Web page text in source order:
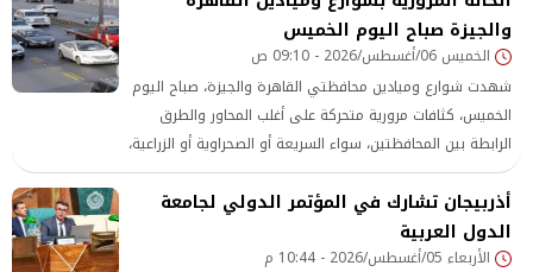
والجيزة صباح اليوم الخميس
الخميس 06/أغسطس/2026 - 09:10 ص
شهدت شوارع وميادين محافظتي القاهرة والجيزة، صباح اليوم
الخميس، كثافات مرورية متحركة على أغلب المحاور والطرق
الرابطة بين المحافظتين، سواء السريعة أو الصحراوية أو الزراعية،
وسط متابعة دقيقة من رجال المرور لـ الحالة المرورية.
أذربيجان تشارك في المؤتمر الدولي لجامعة
الدول العربية
الأربعاء 05/أغسطس/2026 - 10:44 م